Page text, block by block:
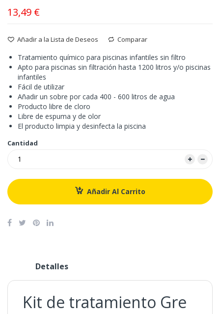
de
13,49 €
Añadir a la Lista de Deseos Comparar
Tratamiento químico para piscinas infantiles sin filtro
Apto para piscinas sin filtración hasta 1200 litros y/o piscinas
infantiles
Fácil de utilizar
Añadir un sobre por cada 400 - 600 litros de agua
Producto libre de cloro
Libre de espuma y de olor
El producto limpia y desinfecta la piscina
Cantidad
Añadir Al Carrito
Detalles
Kit de tratamiento Gre